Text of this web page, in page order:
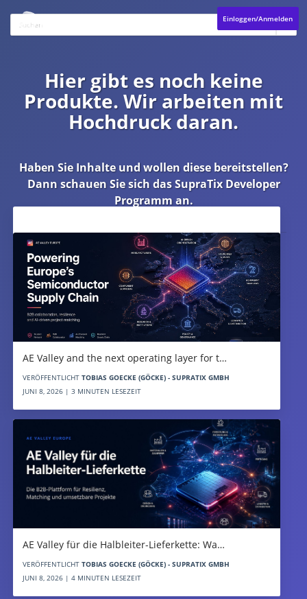
Einloggen/Anmelden
Hier gibt es noch keine
Produkte. Wir arbeiten mit
Hochdruck daran.
Haben Sie Inhalte und wollen diese bereitstellen?
Dann schauen Sie sich dasSupraTix Developer
Programman.
AE Valley and the next operating layer for t…
VERÖFFENTLICHT TOBIAS GOECKE (GÖCKE) - SUPRATIX GMBH
JUNI 8, 2026 | 3 MINUTEN LESEZEIT
AE Valley für die Halbleiter-Lieferkette: Wa…
VERÖFFENTLICHT TOBIAS GOECKE (GÖCKE) - SUPRATIX GMBH
JUNI 8, 2026 | 4 MINUTEN LESEZEIT